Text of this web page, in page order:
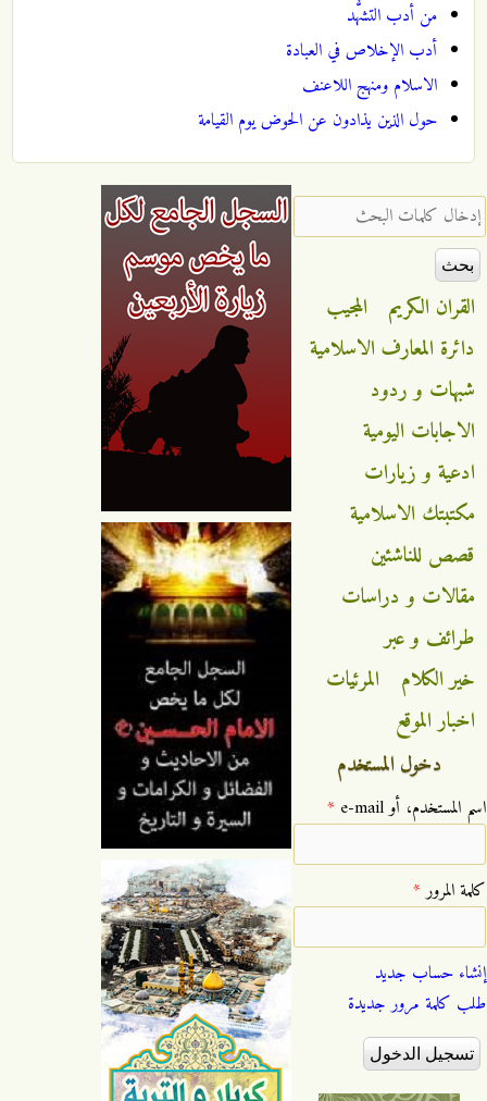
من أدب التشهُّد
أدب الإخلاص في العبادة
الاسلام ومنهج اللاعنف
حول الذين يذادون عن الحوض يوم القيامة
‏إدخال كلمات البحث ‏
القران الكريم
المجيب
دائرة المعارف الاسلامية
شبهات و ردود
الاجابات اليومية
ادعية و زيارات
مكتبتك الاسلامية
قصص للناشئين
مقالات و دراسات
طرائف و عبر
خير الكلام
المرئيات
اخبار الموقع
دخول المستخدم
‏اسم المستخدم، أو e-mail ‏ *
‏كلمة المرور ‏*
إنشاء حساب جديد
طلب كلمة مرور جديدة